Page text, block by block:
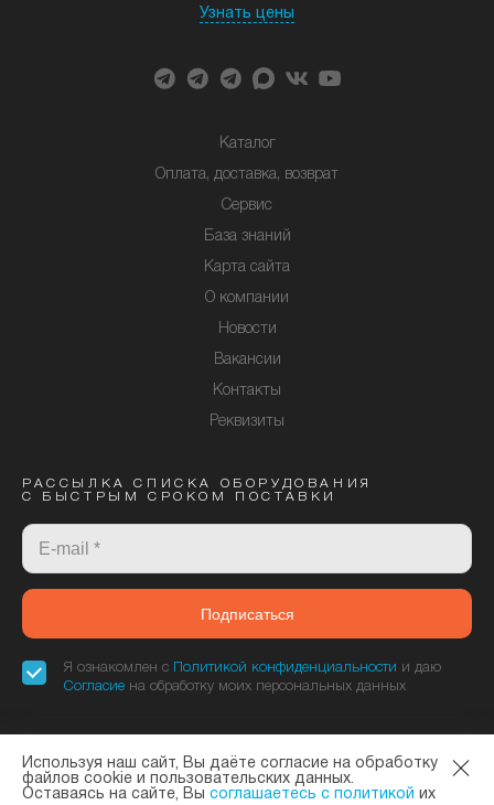
Узнать цены
Каталог
Оплата, доставка, возврат
Сервис
База знаний
Карта сайта
О компании
Новости
Вакансии
Контакты
Реквизиты
РАССЫЛКА СПИСКА ОБОРУДОВАНИЯ
С БЫСТРЫМ СРОКОМ ПОСТАВКИ
Подписаться
Я ознакомлен с Политикой конфиденциальности и даю
Согласие на обработку моих персональных данных
«Элтекс Коммуникации» - официальный дилер завода ELTEX. © 2013—
2026Политика конфиденциальностииСогласие на обработку данных
Используя наш сайт, Вы даёте согласие на обработку
файлов cookie и пользовательских данных.
Оставаясь на сайте, Вы соглашаетесь с политикой их